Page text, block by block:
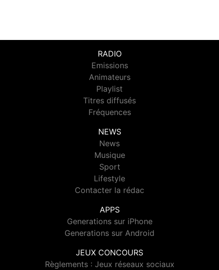
RADIO
Emissions
Animateurs
Playlist
Titres diffusés
Fréquences
NEWS
News
Musique
Sport
Lifestyle
Contacter la rédac
APPS
Generations sur iPhone
Generations sur Android
JEUX CONCOURS
Règlements : Jeux réseaux sociaux